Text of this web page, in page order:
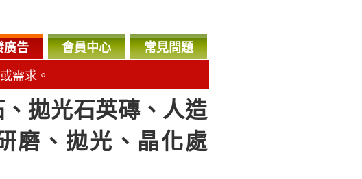
廣告 會員中心 常見問題
需求。
拋光石英磚、人造
磨、拋光、晶化處